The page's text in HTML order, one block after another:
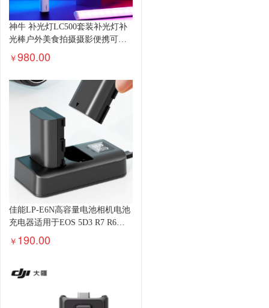
神牛 补光灯LC500套装补光灯补
光棒户外美食拍摄摄影便携可调
色温人像美颜灯补光灯 便携棒灯
￥980.00
佳能LP-E6N高容量电池相机电池
充电器适用于EOS 5D3 R7 R6单
反数码相机
￥ 190.00